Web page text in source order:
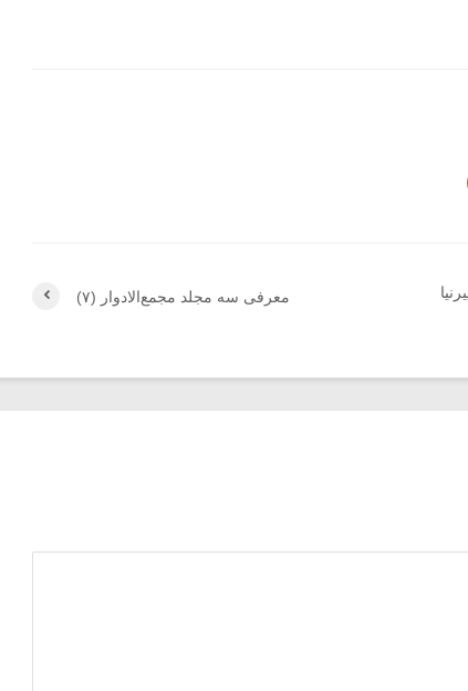
معرفی سه مجلد مجمع‌الادوار (۷)